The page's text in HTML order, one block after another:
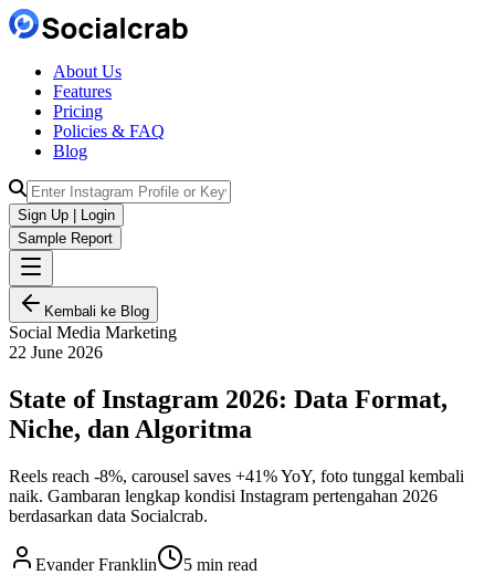
About Us
Features
Pricing
Policies & FAQ
Blog
Sign Up | Login
Sample Report
Kembali ke Blog
Social Media Marketing
22 June 2026
State of Instagram 2026: Data Format,
Niche, dan Algoritma
Reels reach -8%, carousel saves +41% YoY, foto tunggal kembali
naik. Gambaran lengkap kondisi Instagram pertengahan 2026
berdasarkan data Socialcrab.
Evander Franklin 5 min read